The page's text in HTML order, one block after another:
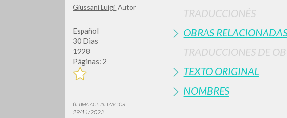
Giussani Luigi Autor
Español
30 Dias
1998
Páginas: 2
ÚLTIMA ACTUALIZACIÓN
29/11/2023
TRADUCCIONÉS
OBRAS RELACIONADAS
TRADUCCIONES DE
TEXTO ORIGINAL
NOMBRES